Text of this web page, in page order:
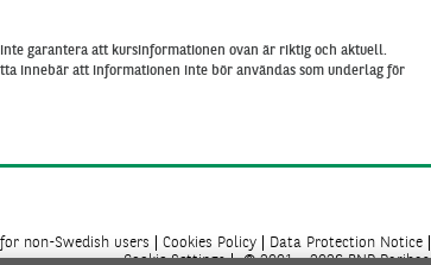
garantera att kursinformationen ovan är riktig och aktuell.
innebär att informationen inte bör användas som underlag för
non-Swedish users Cookies Policy
Data Protection Notice
Cookie Settings
© 2001 - 2026 BNP Paribas